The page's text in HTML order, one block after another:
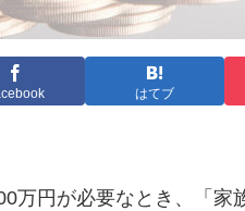
はてブ
万円が必要なとき、「家